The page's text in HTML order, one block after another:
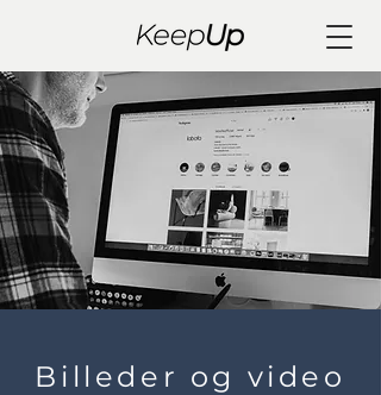
Billeder og video